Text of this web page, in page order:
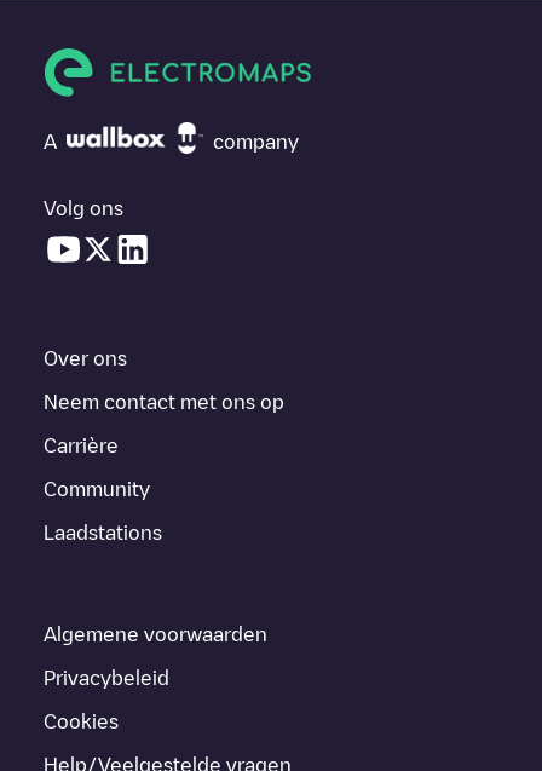
A company
Volg ons
Over ons
Neem contact met ons op
Carrière
Community
Laadstations
Algemene voorwaarden
Privacybeleid
Cookies
Help/Veelgestelde vragen